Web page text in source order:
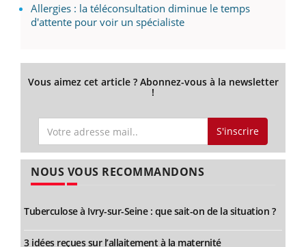
Allergies : la téléconsultation diminue le temps
d'attente pour voir un spécialiste
Vous aimez cet article ? Abonnez-vous à la newsletter
!
S'inscrire
NOUS VOUS RECOMMANDONS
Tuberculose à Ivry-sur-Seine : que sait-on de la situation ?
3 idées reçues sur l’allaitement à la maternité